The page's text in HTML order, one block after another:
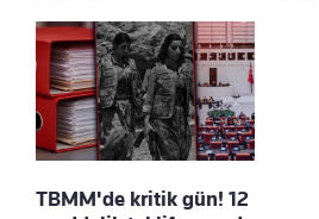
TBMM'de kritik gün! 12